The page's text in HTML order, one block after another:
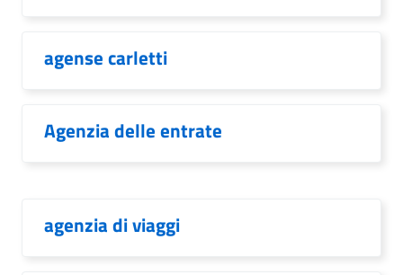
agense carletti
Agenzia delle entrate
agenzia di viaggi